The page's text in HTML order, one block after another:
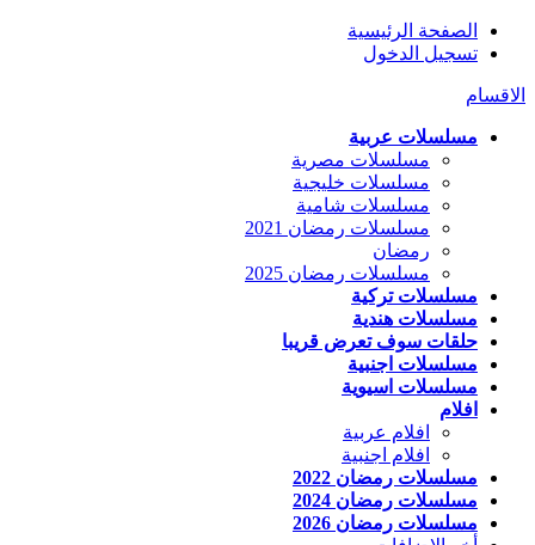
الصفحة الرئيسية
تسجيل الدخول
الاقسام
مسلسلات عربية
مسلسلات مصرية
مسلسلات خليجية
مسلسلات شامية
مسلسلات رمضان 2021
رمضان
مسلسلات رمضان 2025
مسلسلات تركية
مسلسلات هندية
حلقات سوف تعرض قريبا
مسلسلات اجنبية
مسلسلات اسيوية
افلام
افلام عربية
افلام اجنبية
مسلسلات رمضان 2022
مسلسلات رمضان 2024
مسلسلات رمضان 2026